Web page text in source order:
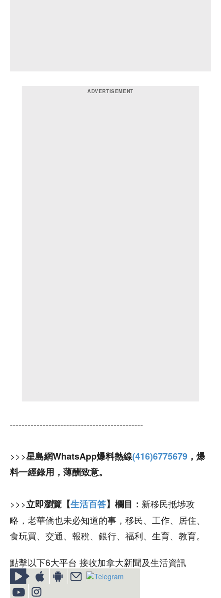
---------------------------------------------
>>>星島網WhatsApp爆料熱線(416)6775679 ，爆
料一經錄用，薄酬致意。
>>>立即瀏覽【生活百答】欄目： 新移民抵埗攻
略，老華僑也未必知道的事，移民、工作、居住、
食玩買、交通、報稅、銀行、福利、生育、教育。
點擊以下6大平台 接收加拿大新聞及生活資訊